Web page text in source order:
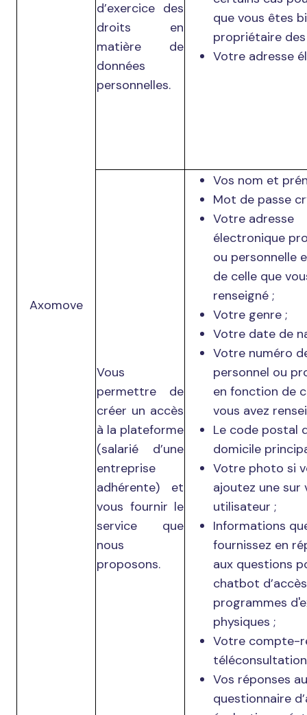
Axomove
d’exercice des
droits en
matière de
données
personnelles.
que vous êtes
propriétaire
Votre adresse
Vous
permettre de
créer un accès
à la plateforme
(salarié d’une
entreprise
adhérente) et
vous fournir le
service que
nous
proposons.
Vos nom et
Mot de passe
Votre adresse
électronique
ou personnelle
de celle que
renseigné ;
Votre genre ;
Votre date de
Votre numéro
personnel ou
en fonction de
vous avez
Le code postal
domicile
Votre photo si
ajoutez une
utilisateur ;
Informations
fournissez en
aux questions
chatbot
programmes
physiques ;
Votre compte-
Vos réponses au
questionnaire